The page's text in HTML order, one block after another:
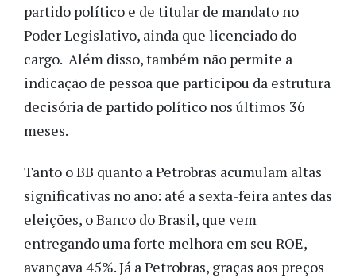
partido político e de titular de mandato no
Poder Legislativo, ainda que licenciado do
cargo. Além disso, também não permite a
indicação de pessoa que participou da estrutura
decisória de partido político nos últimos 36
meses.
Tanto o BB quanto a Petrobras acumulam altas
significativas no ano: até a sexta-feira antes das
eleições, o Banco do Brasil, que vem
entregando uma forte melhora em seu ROE,
avançava 45%. Já a Petrobras, graças aos preços